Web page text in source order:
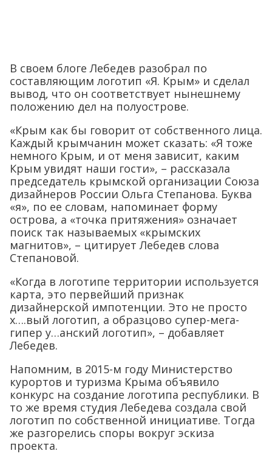
В своем блоге Лебедев разобрал по
составляющим логотип «Я. Крым» и сделал
вывод, что он соответствует нынешнему
положению дел на полуострове.
«Крым как бы говорит от собственного лица.
Каждый крымчанин может сказать: «Я тоже
немного Крым, и от меня зависит, каким
Крым увидят наши гости», – рассказала
председатель крымской организации Союза
дизайнеров России Ольга Степанова. Буква
«я», по ее словам, напоминает форму
острова, а «точка притяжения» означает
поиск так называемых «крымских
магнитов», – цитирует Лебедев слова
Степановой.
«Когда в логотипе территории используется
карта, это первейший признак
дизайнерской импотенции. Это не просто
х….вый логотип, а образцово супер-мега-
гипер у…анский логотип», – добавляет
Лебедев.
Напомним, в 2015-м году Министерство
курортов и туризма Крыма объявило
конкурс на создание логотипа республики. В
то же время студия Лебедева создала свой
логотип по собственной инициативе. Тогда
же разгорелись споры вокруг эскиза
проекта.